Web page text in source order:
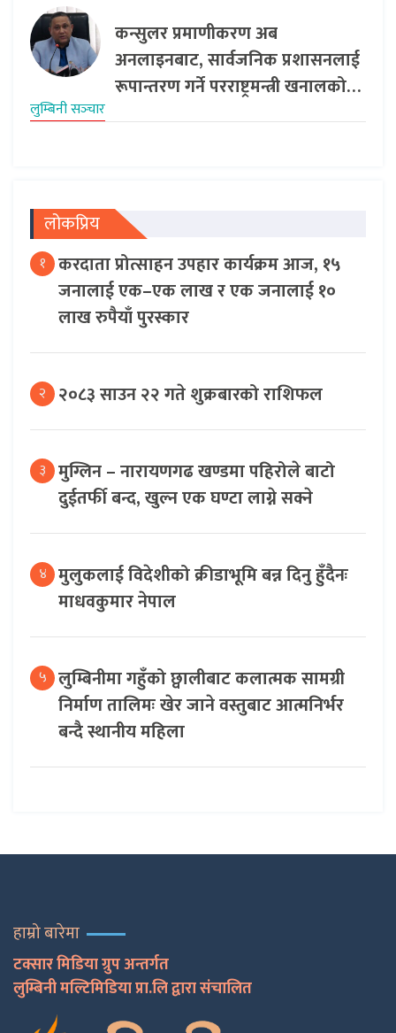
कन्सुलर प्रमाणीकरण अब
अनलाइनबाट, सार्वजनिक प्रशासनलाई
रूपान्तरण गर्ने परराष्ट्रमन्त्री खनालको…
लुम्बिनी सञ्‍चार
लोकप्रिय
१ करदाता प्रोत्साहन उपहार कार्यक्रम आज, १५
जनालाई एक–एक लाख र एक जनालाई १०
लाख रुपैयाँ पुरस्कार
२ २०८३ साउन २२ गते शुक्रबारको राशिफल
३ मुग्लिन – नारायणगढ खण्डमा पहिरोले बाटो
दुईतर्फी बन्द, खुल्न एक घण्टा लाग्ने सक्ने
४ मुलुकलाई विदेशीको क्रीडाभूमि बन्न दिनु हुँदैनः
माधवकुमार नेपाल
५ लुम्बिनीमा गहुँको छ्वालीबाट कलात्मक सामग्री
निर्माण तालिमः खेर जाने वस्तुबाट आत्मनिर्भर
बन्दै स्थानीय महिला
हाम्रो बारेमा
टक्सार मिडिया ग्रुप अन्तर्गत
लुम्बिनी मल्टिमिडिया प्रा.लि द्वारा संचालित